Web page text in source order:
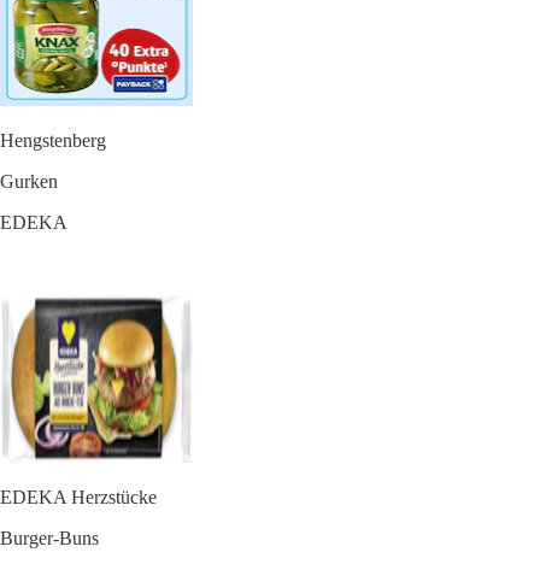
Hengstenberg
Gurken
EDEKA
EDEKA Herzstücke
Burger-Buns